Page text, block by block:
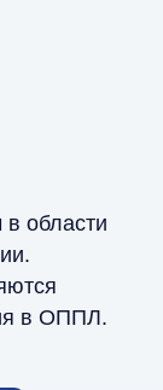
в области
в ОППЛ.